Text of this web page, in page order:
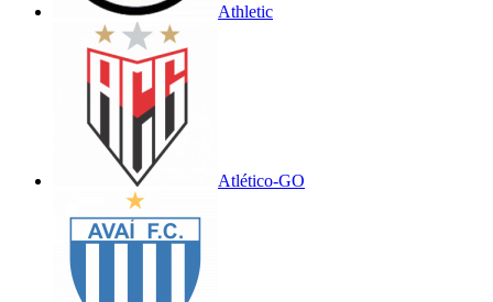
Athletic
Atlético-GO